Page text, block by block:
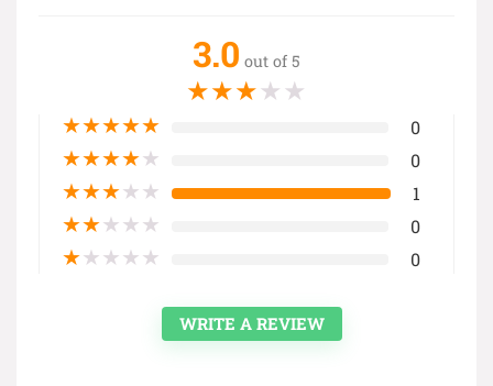
3.0 out of 5
★★★★★
★★★★★ 0
★★★★★ 0
★★★★★ 1
★★★★★ 0
★★★★★ 0
WRITE A REVIEW